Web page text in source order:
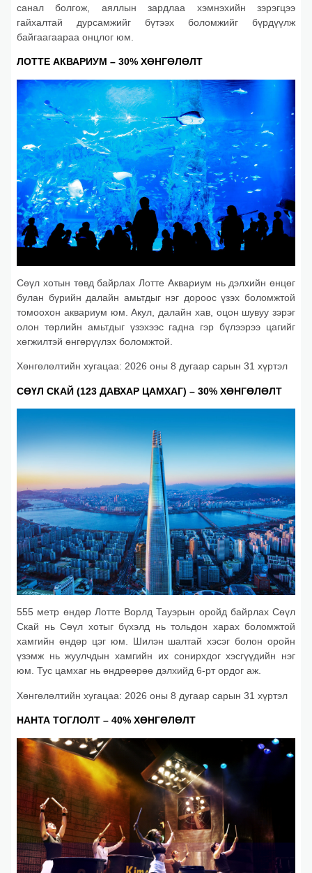
санал болгож, аяллын зардлаа хэмнэхийн зэрэгцээ
гайхалтай дурсамжийг бүтээх боломжийг бүрдүүлж
байгаагаараа онцлог юм.
ЛОТТЕ АКВАРИУМ – 30% ХӨНГӨЛӨЛТ
Сөүл хотын төвд байрлах Лотте Аквариум нь дэлхийн өнцөг
булан бүрийн далайн амьтдыг нэг дороос үзэх боломжтой
томоохон аквариум юм. Акул, далайн хав, оцон шувуу зэрэг
олон төрлийн амьтдыг үзэхээс гадна гэр бүлээрээ цагийг
хөгжилтэй өнгөрүүлэх боломжтой.
Хөнгөлөлтийн хугацаа: 2026 оны 8 дугаар сарын 31 хүртэл
СӨҮЛ СКАЙ (123 ДАВХАР ЦАМХАГ) – 30% ХӨНГӨЛӨЛТ
555 метр өндөр Лотте Ворлд Тауэрын оройд байрлах Сөүл
Скай нь Сөүл хотыг бүхэлд нь тольдон харах боломжтой
хамгийн өндөр цэг юм. Шилэн шалтай хэсэг болон оройн
үзэмж нь жуулчдын хамгийн их сонирхдог хэсгүүдийн нэг
юм. Тус цамхаг нь өндрөөрөө дэлхийд 6-рт ордог аж.
Хөнгөлөлтийн хугацаа: 2026 оны 8 дугаар сарын 31 хүртэл
НАНТА ТОГЛОЛТ – 40% ХӨНГӨЛӨЛТ